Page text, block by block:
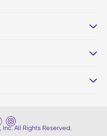
All Rights Reserved.